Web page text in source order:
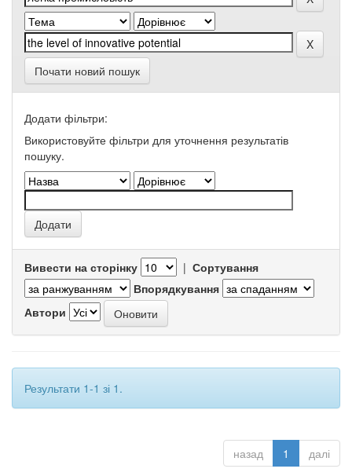
Почати новий пошук
Додати фільтри:
Використовуйте фільтри для уточнення результатів
пошуку.
Вивести на сторінку | Сортування
Впорядкування
Автори
Результати 1-1 зі 1.
назад 1 далі